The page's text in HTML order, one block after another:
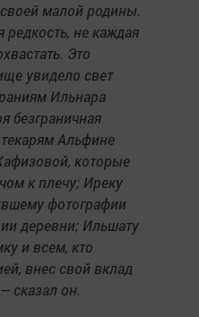
малой родины.
не каждая
Это
увидело свет
Ильнара
безграничная
Альфине
которые
к плечу; Иреку
фотографии
деревни; Ильшату
и всем, кто
внес свой вклад
сказал он.